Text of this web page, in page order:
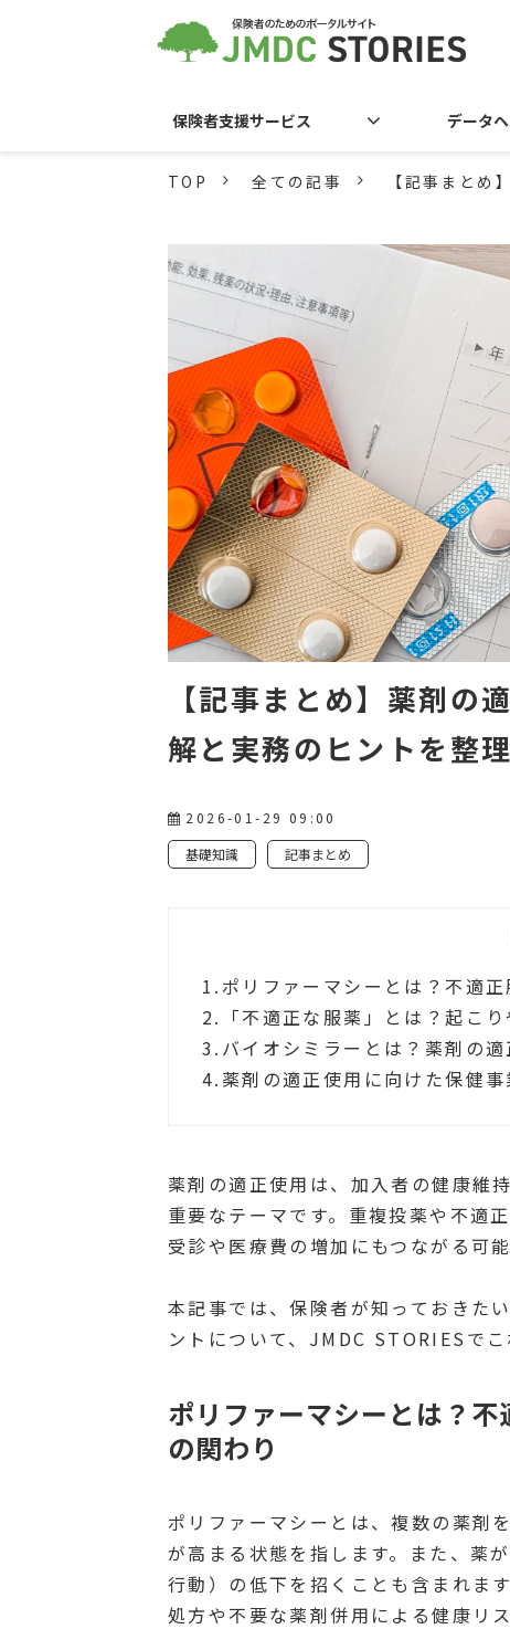
保険者支援サービス データ
TOP 全ての記事 【記事まと
【記事まとめ】薬剤
解と実務のヒントを整理
2026-01-29 09:00
基礎知識
記事まとめ
1. ポリファーマシーとは？不適
2. 「不適正な服薬」とは？起こ
3. バイオシミラーとは？薬剤の
4. 薬剤の適正使用に向けた保健事
薬剤の適正使用は、加入者の健康維
重要なテーマです。重複投薬や不適
受診や医療費の増加にもつながる可能
本記事では、保険者が知っておきた
ントについて、JMDC STORIESで
ポリファーマシーとは？
の関わり
ポリファーマシーとは、複数の薬剤
が高まる状態を指します。また、薬
行動）の低下を招くことも含まれま
処方や不要な薬剤併用による健康リ